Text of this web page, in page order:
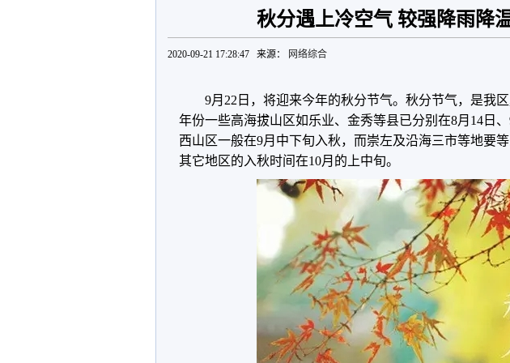
秋分遇上冷空气 较强降雨降
2020-09-21 17:28:47 来源： 网络综合
9月22日，将迎来今年的秋分节气。秋分节气，是我
年份一些高海拔山区如乐业、金秀等县已分别在8月14日
西山区一般在9月中下旬入秋，而崇左及沿海三市等地要
其它地区的入秋时间在10月的上中旬。